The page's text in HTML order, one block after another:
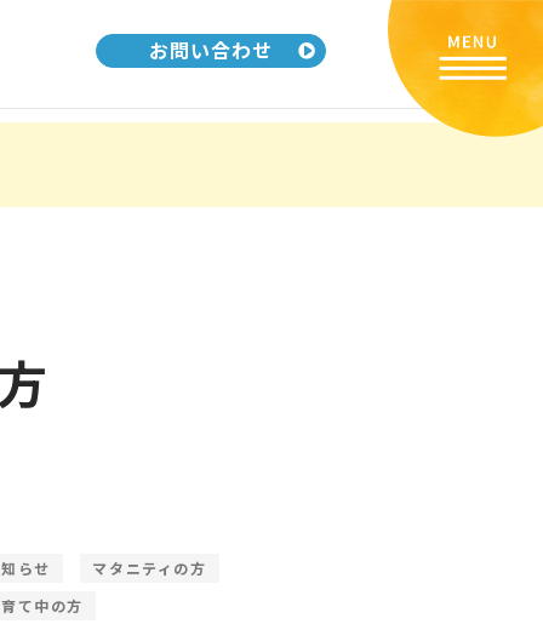
お問い合わせ
らせ
マタニティの方
て中の方